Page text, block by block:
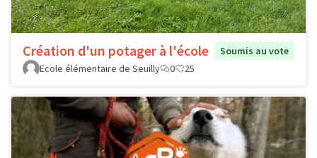
Création d'un potager à l'école
Soumis au vote
Ecole élémentaire de Seuilly
0 25